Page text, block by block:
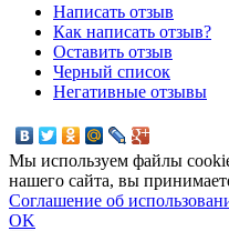
Написать отзыв
Как написать отзыв?
Оставить отзыв
Черный список
Негативные отзывы
Мы используем файлы
нашего сайта, вы
Соглашение об
OK